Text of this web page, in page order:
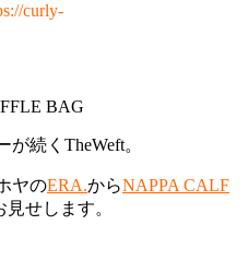
curly-
BAG
続くTheWeft。
ヤのERA.からNAPPA CALF
見せします。